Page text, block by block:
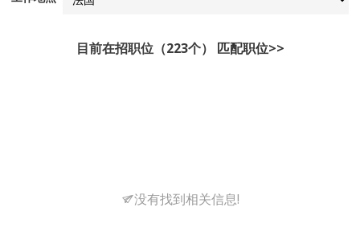
目前在招职位（223个） 匹配职位>>
没有找到相关信息!